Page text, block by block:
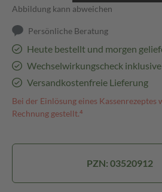
Abbildung kann abweichen
Persönliche Beratung
Heute bestellt und morgen
Wechselwirkungscheck inklusive
Versandkostenfreie Lieferung
Bei der Einlösung eines
Rechnung gestellt.⁴
PZN: 03520912